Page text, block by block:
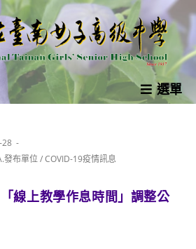
選單
28
發布單位/COVID-19疫情訊息
線上教學作息時間」調整公